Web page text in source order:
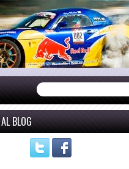
BLOG